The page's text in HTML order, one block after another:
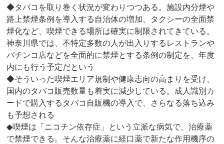
◆タバコを取り巻く状況が変わりつつある。施設内分煙や
路上禁煙条例を導入する自治体の増加、タクシーの全面禁
煙化など、喫煙できる場所は確実に制限されてきている。
神奈川県では、不特定多数の人が出入りするレストランや
パチンコ店などを全面的に禁煙とする条例の制定を、年度
内にも行う予定だという
◆そういった喫煙エリア規制や健康志向の高まりを受け、
国内のタバコ販売数量も着実に減少している。成人識別カ
ードで購入するタバコ自販機の導入で、さらなる落ち込み
も予想される
◆喫煙は「ニコチン依存症」という立派な病気で、治療薬
で禁煙できる。そんな治療薬に経口薬で新たな作用機序の